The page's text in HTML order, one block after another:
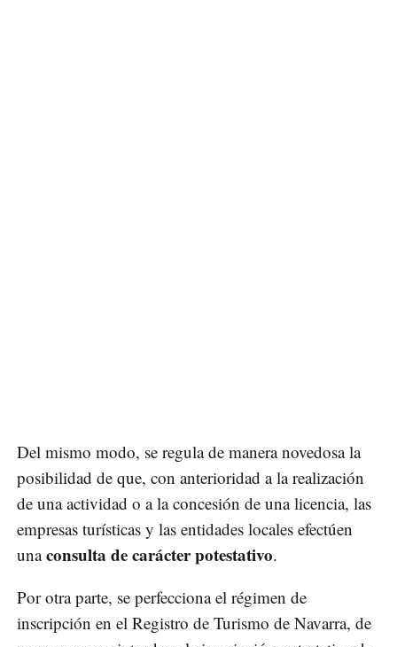
Del mismo modo, se regula de manera novedosa la
posibilidad de que, con anterioridad a la realización
de una actividad o a la concesión de una licencia, las
empresas turísticas y las entidades locales efectúen
unaconsulta de carácter potestativo.
Por otra parte, se perfecciona el régimen de
inscripción en el Registro de Turismo de Navarra, de